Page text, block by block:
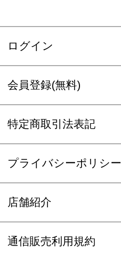
ログイン
会員登録(無料)
特定商取引法表記
プライバシーポリシー
店舗紹介
通信販売利用規約